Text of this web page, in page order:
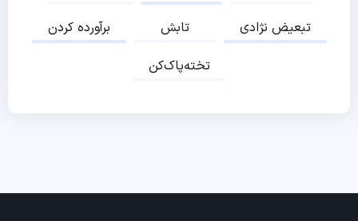
برآورده کردن
تابش
تبعیض نژادی
تخته‌پاک‌کن